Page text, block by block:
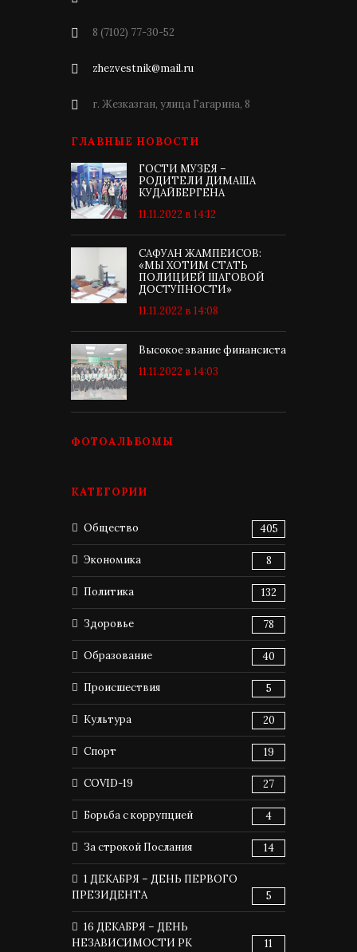
8 (7102) 77-30-52
zhezvestnik@mail.ru
г. Жезказган, улица Гагарина, 8
ГЛАВНЫЕ НОВОСТИ
ГОСТИ МУЗЕЯ –
РОДИТЕЛИ ДИМАША
КУДАЙБЕРГЕНА
11.11.2022 в 14:12
САФУАН ЖАМПЕИСОВ:
«МЫ ХОТИМ СТАТЬ
ПОЛИЦИЕЙ ШАГОВОЙ
ДОСТУПНОСТИ»
11.11.2022 в 14:08
Высокое звание финансиста
11.11.2022 в 14:03
ФОТОАЛЬБОМЫ
КАТЕГОРИИ
Общество 405
Экономика 8
Политика 132
Здоровье 78
Образование 40
Происшествия 5
Культура 20
Спорт 19
COVID-19 27
Борьба с коррупцией 4
За строкой Послания 14
1 ДЕКАБРЯ – ДЕНЬ ПЕРВОГО
ПРЕЗИДЕНТА
5
16 ДЕКАБРЯ – ДЕНЬ
НЕЗАВИСИМОСТИ РК
11